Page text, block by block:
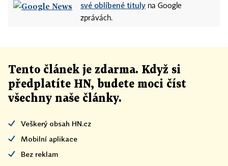
své oblíbené tituly na Google
zprávách.
Tento článek je zdarma. Když si
předplatíte HN, budete moci číst
všechny naše články.
Veškerý obsah HN.cz
Mobilní aplikace
Bez reklam